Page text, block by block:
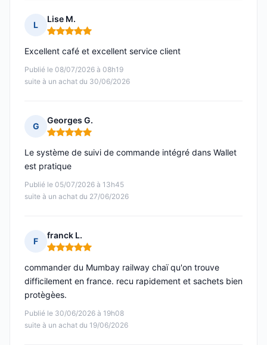
L
Lise M.
Note : 5 sur 5
Publié le 08/07/2026 à 08h19
suite à un achat du 30/06/2026
Excellent café et excellent service client
G
Georges G.
Note : 5 sur 5
Publié le 05/07/2026 à 13h45
suite à un achat du 27/06/2026
Le système de suivi de commande intégré dans Wallet
est pratique
F
franck L.
Note : 5 sur 5
Publié le 30/06/2026 à 19h08
suite à un achat du 19/06/2026
commander du Mumbay railway chaï qu'on trouve
difficilement en france. recu rapidement et sachets bien
protègèes.